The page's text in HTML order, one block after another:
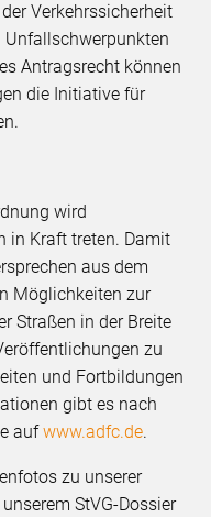
Verkehrssicherheit
Antragsrecht können
die Initiative für
wird
in Kraft treten. Damit
aus dem
Möglichkeiten zur
Straßen in der Breite
zu
und Fortbildungen
gibt es nach
aufwww.adfc.de.
zu unserer
StVG-Dossier